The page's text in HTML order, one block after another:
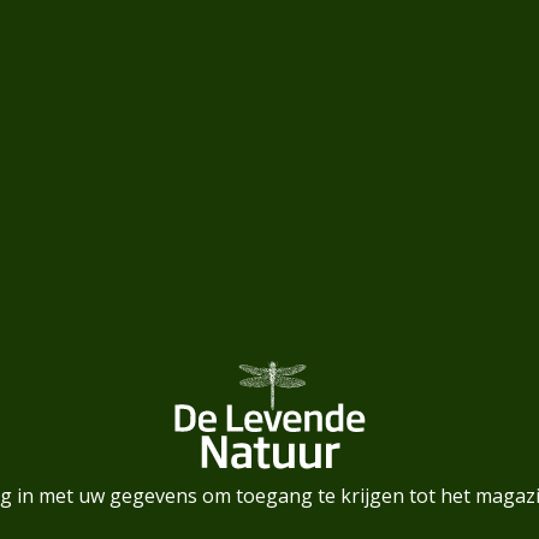
in met uw gegevens om toegang te krijgen tot het